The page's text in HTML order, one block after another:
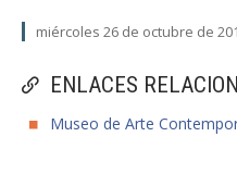
ENLACES
Museo de Arte
miércoles 26 de octubre de